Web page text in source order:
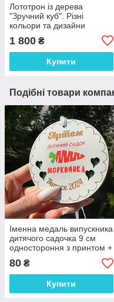
Лототрон із дерева
"Зручний куб". Різні
кольори та дизайни
1 800 ₴
Купити
Подібні товари
Іменна медаль випускника
дитячого садочка 9 см
одностороння з принтом +
фоаміран
80 ₴
Купити